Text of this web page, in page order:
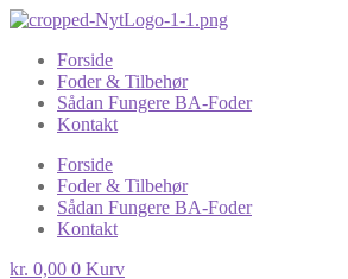
Forside
Foder & Tilbehør
Sådan Fungere BA-Foder
Kontakt
Forside
Foder & Tilbehør
Sådan Fungere BA-Foder
Kontakt
kr. 0,00 0 Kurv